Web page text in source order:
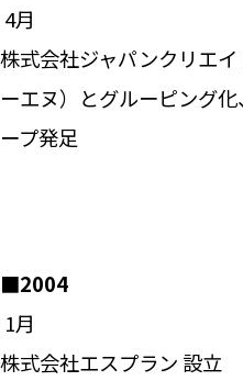
―― 4月
株式会社ジャパンクリエ
ーエヌ）とグルーピング
ープ発足
■2004
―― 1月
株式会社エスプラン 設立